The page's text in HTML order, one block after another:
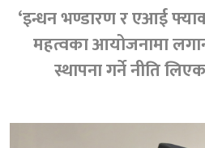
‘इन्धन भण्डारण र एआई
महत्वका आयोजनामा
स्थापना गर्ने नीति